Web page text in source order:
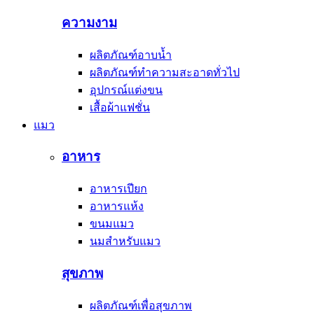
ความงาม
ผลิตภัณฑ์อาบน้ำ
ผลิตภัณฑ์ทำความสะอาดทั่วไป
อุปกรณ์แต่งขน
เสื้อผ้าแฟชั่น
แมว
อาหาร
อาหารเปียก
อาหารแห้ง
ขนมแมว
นมสำหรับแมว
สุขภาพ
ผลิตภัณฑ์เพื่อสุขภาพ